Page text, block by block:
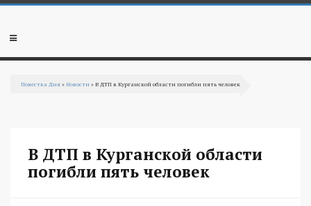
Перейти к основному содержанию
Мобильное
Повестка Дня »Новости » В ДТП в Курганской области погибли пять человек
В ДТП в Курганской области
погибли пять человек